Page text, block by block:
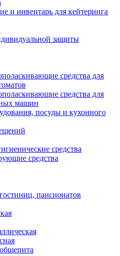
и инвентарь для кейтеринга
защиты
средства для
средства для
машин
посуды и кухонного
средства
средства
пансионатов